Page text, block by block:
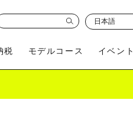
税 モデルコース イベント